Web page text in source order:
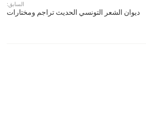
السابق:
ديوان الشعر التونسي الحديث تراجم ومختارات